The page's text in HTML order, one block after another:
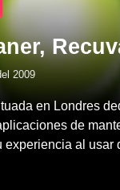
2009
en Londres
de
experiencia al